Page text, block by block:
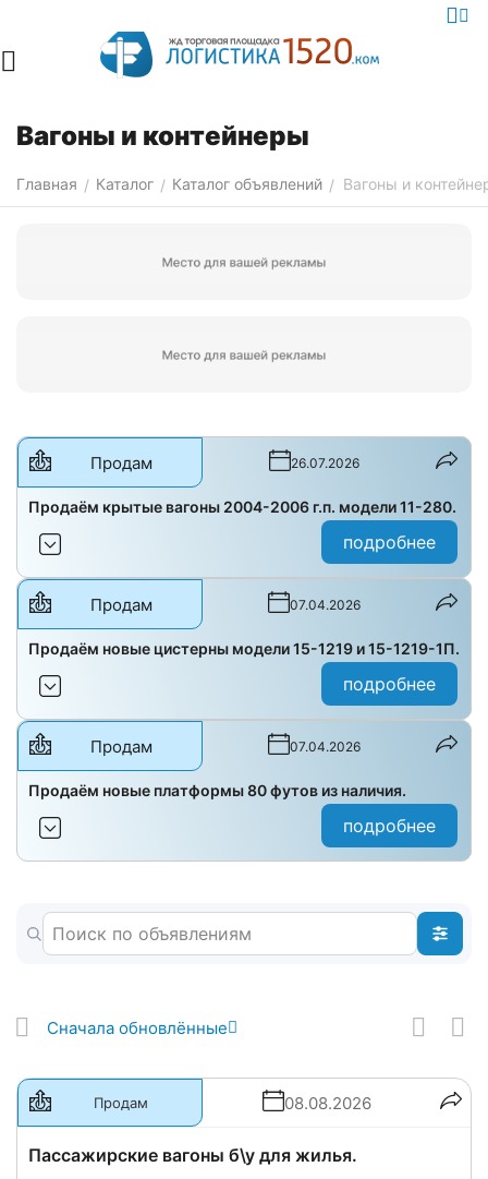
Вагоны и контейнеры
Главная / Каталог / Каталог объявлений / Вагоны и
Продам 26.07.2026
Продаём крытые вагоны 2004-2006 г.п. модели 11-280.
подробнее
Продам 07.04.2026
Продаём новые цистерны модели 15-1219 и 15-1219-1П.
подробнее
Продам 07.04.2026
Продаём новые платформы 80 футов из наличия.
подробнее
Сначала обновлённые
Продам 08.08.2026
Пассажирские вагоны б\у для жилья.